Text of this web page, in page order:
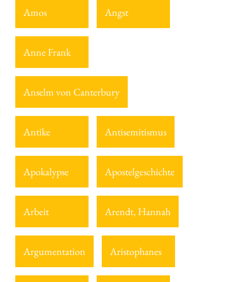
Amos Angst
Anne Frank
Anselm von Canterbury
Antike Antisemitismus
Apokalypse Apostelgeschichte
Arbeit Arendt, Hannah
Argumentation Aristophanes